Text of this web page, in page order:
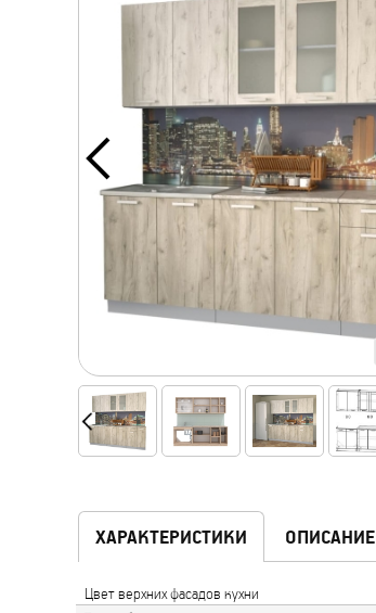
ХАРАКТЕРИСТИКИ ОПИСАНИЕ
Цвет верхних фасадов кухни